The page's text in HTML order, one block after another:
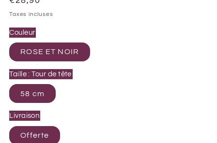
habituel
Taxes incluses
Couleur
ROSE ET NOIR
Taille : Tour de tête
58 cm
Livraison
Offerte